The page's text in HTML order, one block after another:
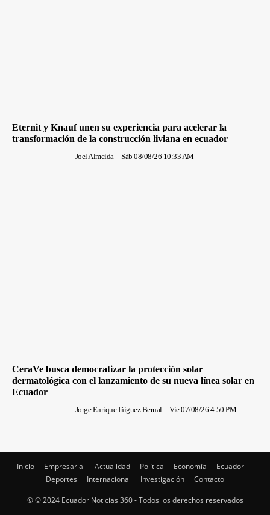
Eternit y Knauf unen su experiencia para acelerar la
transformación de la construcción liviana en ecuador
Joel Almeida - Sáb 08/08/26 10:33 AM
CeraVe busca democratizar la protección solar
dermatológica con el lanzamiento de su nueva línea solar en
Ecuador
Jorge Enrique Iñiguez Bernal - Vie 07/08/26 4:50 PM
Inicio Empresarial Actualidad Política Economía
Ecuador
Deportes
Internacional Investigación Contacto
© © 2024 Ecuador Noticias 360 - Todos los derechos reservados